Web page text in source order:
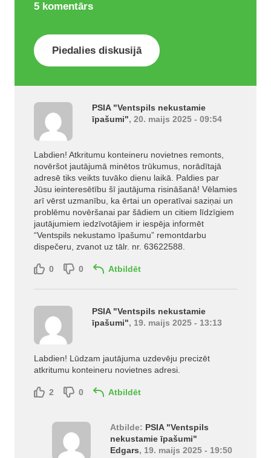
5 komentārs
Piedalies diskusijā
PSIA "Ventspils nekustamie
īpašumi", 20. maijs 2025 - 09:54
Labdien! Atkritumu konteineru novietnes remonts,
novēršot jautājumā minētos trūkumus, norādītajā
adresē tiks veikts tuvāko dienu laikā. Paldies par
Jūsu ieinteresētību šī jautājuma risināšanā! Vēlamies
arī vērst uzmanību, ka ērtai un operatīvai saziņai un
problēmu novēršanai par šādiem un citiem līdzīgiem
jautājumiem iedzīvotājiem ir iespēja informēt
“Ventspils nekustamo īpašumu” remontdarbu
dispečeru, zvanot uz tālr. nr. 63622588.
0 0 Atbildēt
PSIA "Ventspils nekustamie
īpašumi", 19. maijs 2025 - 13:13
Labdien! Lūdzam jautājuma uzdevēju precizēt
atkritumu konteineru novietnes adresi.
2 0 Atbildēt
Atbilde: PSIA "Ventspils
nekustamie īpašumi"
Edgars, 19. maijs 2025 - 19:50